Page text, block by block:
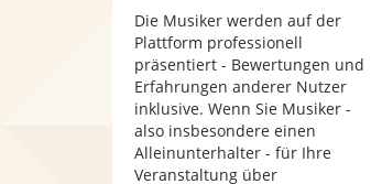
Die Musiker werden auf der
Plattform professionell
präsentiert - Bewertungen und
Erfahrungen anderer Nutzer
inklusive. Wenn Sie Musiker -
also insbesondere einen
Alleinunterhalter - für Ihre
Veranstaltung über